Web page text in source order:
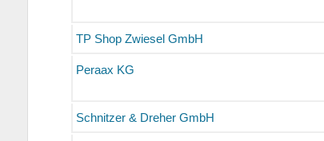
TP Shop Zwiesel GmbH
Peraax KG
Schnitzer & Dreher GmbH